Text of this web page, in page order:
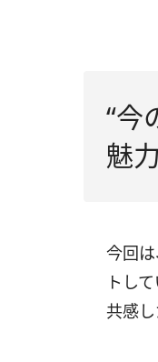
“今
魅
今回
トし
共感し